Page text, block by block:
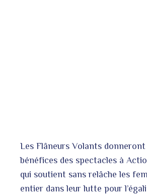
Les Flâneurs Volants
bénéfices des spectacles à
qui soutient sans relâche les
entier dans leur lutte pour